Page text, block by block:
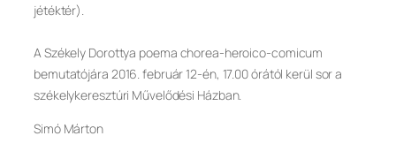
jétéktér).
A Székely Dorottya poema chorea-heroico-comicum
bemutatójára 2016. február 12-én, 17.00 órától kerül sor a
székelykeresztúri Művelődési Házban.
Simó Márton